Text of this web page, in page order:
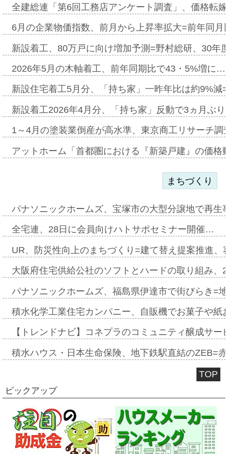
全建総連「第6回工務店アンケート調査」、価格転
6月の企業物価指数、前月から上昇率拡大=前年同
新設着工、80万戸に向け増加予測=野村総研、30年
2026年5月の木軸着工、前年同期比で43・5%増に…
新設住宅着工5月分、「持ち家」一昨年比は約9%
新設着工2026年4月分、「持ち家」反動で3ヵ月ぶ
1～4月の塗装業倒産が高水準、東京商工リサーチ
アットホーム「首都圏における『新築戸建』の価
まちづくり
パナソニックホームズ、宝塚市の大型分譲地で再
全宅連、28日に会員向けハトサポセミナー開催…
UR、防災性向上のまちづくり=建て替え提案推進
大阪府住宅供給公社のソフトとハードの取り組み
パナソニックホームズ、福島県伊達市で街びらき=
積水化学工業住宅カンパニー、自販機でお菓子や
【トレンドナビ】コネプラのコミュニティ醸成サ
積水ハウス・日本生命保険、地下鉄駅直結のZEB=
TOP
ピックアップ